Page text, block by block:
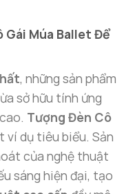
Gái Múa Ballet Để
, những sản phẩm
sở hữu tính ứng
Tượng Đèn Cô
ví dụ tiêu biểu. Sản
của nghệ thuật
sáng hiện đại, tạo